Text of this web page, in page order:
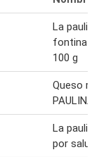
La
fontina
100 g
Queso
PAULINA
La
por salud